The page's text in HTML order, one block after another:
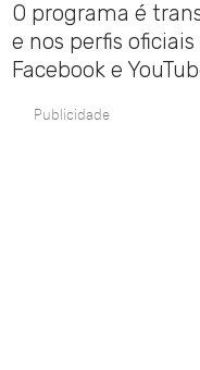
O programa é
e nos perfis oficiais
Facebook e
Publicidade